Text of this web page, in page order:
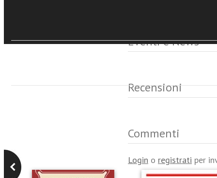
Eventi e News
Recensioni
Commenti
Login o registrati per